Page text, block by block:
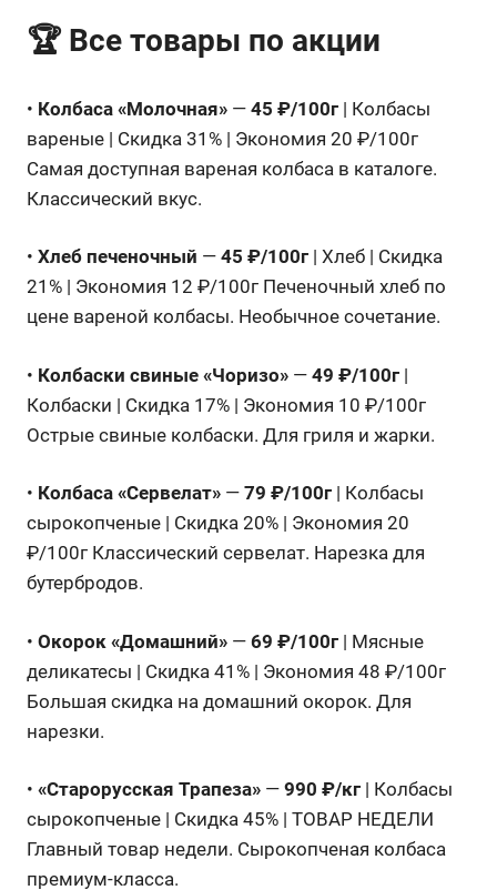
🏆 Все товары по акции
• Колбаса «Молочная» — 45 ₽/100г | Колбасы
вареные | Скидка 31% | Экономия 20 ₽/100г
Самая доступная вареная колбаса в каталоге.
Классический вкус.
• Хлеб печеночный — 45 ₽/100г | Хлеб | Скидка
21% | Экономия 12 ₽/100г Печеночный хлеб по
цене вареной колбасы. Необычное сочетание.
• Колбаски свиные «Чоризо» — 49 ₽/100г |
Колбаски | Скидка 17% | Экономия 10 ₽/100г
Острые свиные колбаски. Для гриля и жарки.
• Колбаса «Сервелат» — 79 ₽/100г | Колбасы
сырокопченые | Скидка 20% | Экономия 20
₽/100г Классический сервелат. Нарезка для
бутербродов.
• Окорок «Домашний» — 69 ₽/100г | Мясные
деликатесы | Скидка 41% | Экономия 48 ₽/100г
Большая скидка на домашний окорок. Для
нарезки.
• «Старорусская Трапеза» — 990 ₽/кг | Колбасы
сырокопченые | Скидка 45% | ТОВАР НЕДЕЛИ
Главный товар недели. Сырокопченая колбаса
премиум-класса.